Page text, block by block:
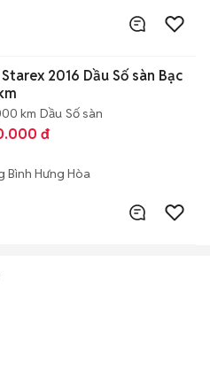
2016 Dầu Số sàn Bạc
km Dầu Số sàn
đ
Bình Hưng Hòa